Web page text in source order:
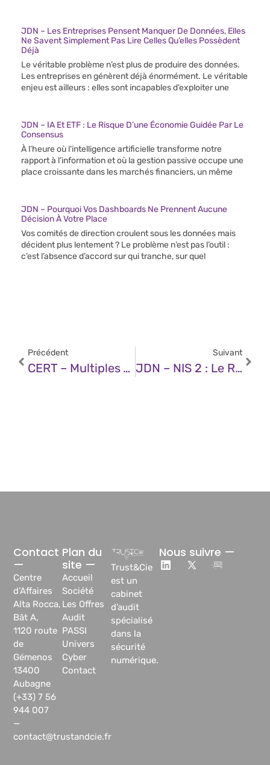
JDN – Les Entreprises Pensent Manquer De Données, Elles
Ne Savent Simplement Pas Lire Celles Qu’elles Possèdent
Déjà
Le véritable problème n’est plus de produire des données.
Les entreprises en génèrent déjà énormément. Le véritable
enjeu est ailleurs : elles sont incapables d’exploiter une
JDN – IA Et ETF : Le Risque D’une Économie Guidée Par Le
Consensus
À l’heure où l’intelligence artificielle transforme notre
rapport à l’information et où la gestion passive occupe une
place croissante dans les marchés financiers, un même
JDN – Pourquoi Vos Dashboards Ne Prennent Aucune
Décision À Votre Place
Vos comités de direction croulent sous les données mais
décident plus lentement ? Le problème n’est pas l’outil :
c’est l’absence d’accord sur qui tranche, sur quel
Précédent
CERT – Multiples Vulnérabilités Dans Microsoft Edge (06 Décembre 2024)
Suivant
JDN – NIS 2 : Le Report De Sa Transposition Ne Doit Pas Servir D’excuse Face Aux Dangers De La Non-Conformité
Trust&Cie
est un
cabinet
d’audit
spécialisé
dans la
sécurité
numérique.
Plan du
site —
Accueil
Société
Les Offres
Audit
PASSI
Univers
Cyber
Contact
Contact
—
Centre
d’Affaires
Alta Rocca,
Bât A,
1120 route
de
Gémenos
13400
Aubagne
(+33) 7 56
944 007
—
contact@trustandcie.fr
Nous suivre —